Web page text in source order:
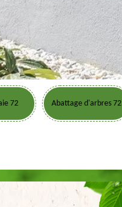
72 Abattage d'arbres 72